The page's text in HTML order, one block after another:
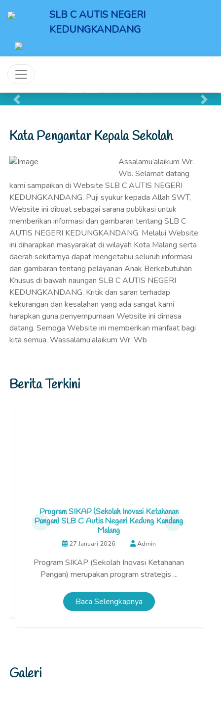
SLB C AUTIS NEGERI
KEDUNGKANDANG
Previous Next
Kata Pengantar Kepala Sekolah
Assalamu’alaikum Wr.
Wb. Selamat datang
kami sampaikan di Website SLB C AUTIS NEGERI
KEDUNGKANDANG. Puji syukur kepada Allah SWT,
Website ini dibuat sebagai sarana publikasi untuk
memberikan informasi dan gambaran tentang SLB C
AUTIS NEGERI KEDUNGKANDANG. Melalui Website
ini diharapkan masyarakat di wilayah Kota Malang serta
daerah sekitarnya dapat mengetahui seluruh informasi
dan gambaran tentang pelayanan Anak Berkebutuhan
Khusus di bawah naungan SLB C AUTIS NEGERI
KEDUNGKANDANG. Kritik dan saran terhadap
kekurangan dan kesalahan yang ada sangat kami
harapkan guna penyempurnaan Website ini dimasa
datang. Semoga Website ini memberikan manfaat bagi
kita semua. Wassalamu’alaikum Wr. Wb
Berita Terkini
Program SIKAP (Sekolah Inovasi Ketahanan
Pangan) SLB C Autis Negeri Kedung Kandang
Malang
27 Januari 2026 Admin
Program SIKAP (Sekolah Inovasi Ketahanan
Pangan) merupakan program strategis ...
Baca Selengkapnya
Galeri